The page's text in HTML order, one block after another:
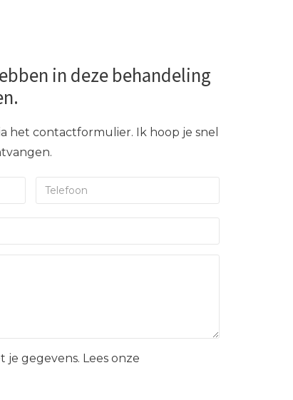
in deze behandeling
het contactformulier. Ik hoop je snel
gegevens. Lees onze